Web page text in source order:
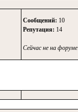
Сообщений: 10
Репутация: 14
Сейчас не на форуме